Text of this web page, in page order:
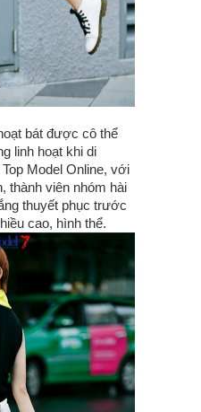
bát được cô thể
linh hoạt khi di
Model Online, với
thành viên nhóm hài
thuyết phục trước
cao, hình thể.